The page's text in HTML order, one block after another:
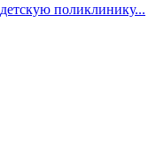
поликлинику...